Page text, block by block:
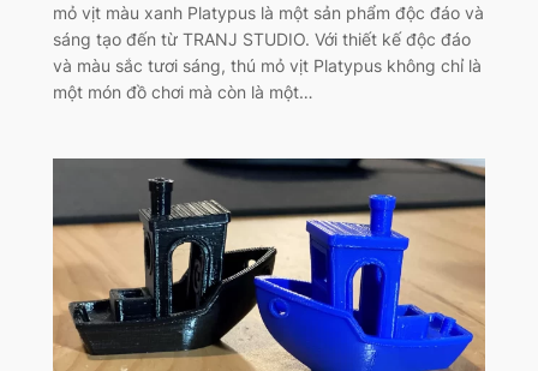
mỏ vịt màu xanh Platypus là một sản phẩm độc đáo và
sáng tạo đến từ TRANJ STUDIO. Với thiết kế độc đáo
và màu sắc tươi sáng, thú mỏ vịt Platypus không chỉ là
một món đồ chơi mà còn là một…